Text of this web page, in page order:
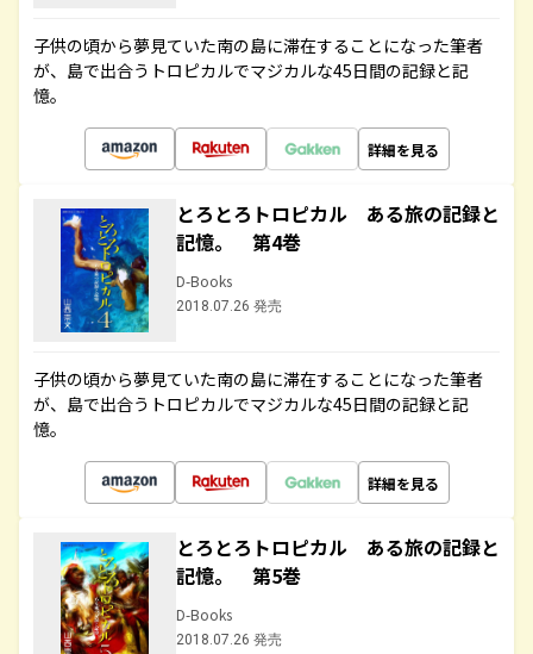
子供の頃から夢見ていた南の島に滞在することになった筆者
が、島で出合うトロピカルでマジカルな45日間の記録と記
憶。
詳細を見る
とろとろトロピカル ある旅の記録と
記憶。 第4巻
D-Books
2018.07.26 発売
子供の頃から夢見ていた南の島に滞在することになった筆者
が、島で出合うトロピカルでマジカルな45日間の記録と記
憶。
詳細を見る
とろとろトロピカル ある旅の記録と
記憶。 第5巻
D-Books
2018.07.26 発売